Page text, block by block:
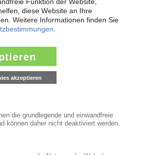
UMWELT
für ökologischen Neustart
/ Maßgebliche Beteilung der
und EU-
22.04.2020